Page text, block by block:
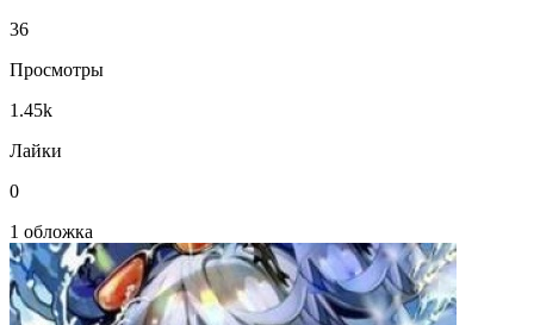
36
Просмотры
1.45k
Лайки
0
1 обложка